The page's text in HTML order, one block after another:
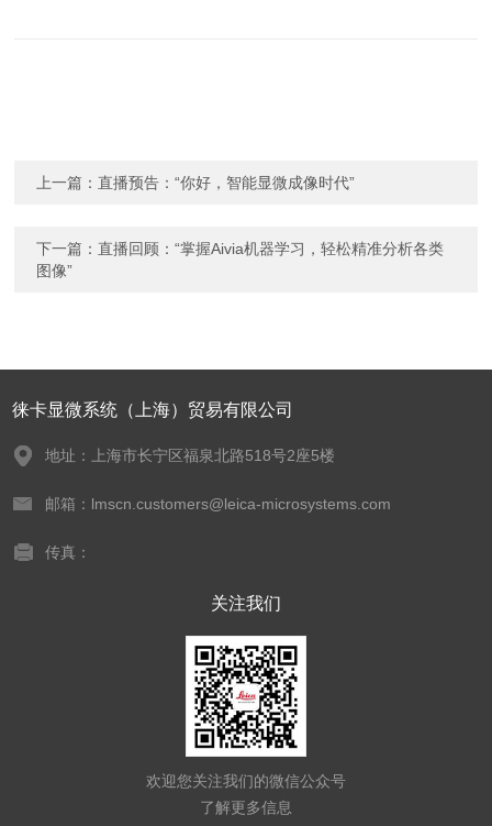
上一篇：直播预告：“你好，智能显微成像时代”
下一篇：直播回顾：“掌握Aivia机器学习，轻松精准分析各类
图像”
徕卡显微系统（上海）贸易有限公司
地址：上海市长宁区福泉北路518号2座5楼
邮箱：lmscn.customers@leica-microsystems.com
传真：
关注我们
欢迎您关注我们的微信公众号
了解更多信息